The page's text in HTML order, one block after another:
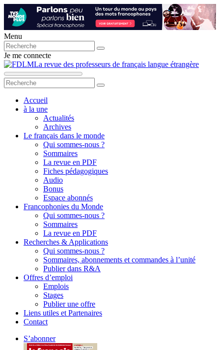
Menu
Je me connecte
La revue des professeurs de français langue étrangère
Accueil
à la une
Actualités
Archives
Le français dans le monde
Qui sommes-nous ?
Sommaires
La revue en PDF
Fiches pédagogiques
Audio
Bonus
Espace abonnés
Francophonies du Monde
Qui sommes-nous ?
Sommaires
La revue en PDF
Recherches & Applications
Qui sommes-nous ?
Sommaires, abonnements et commandes à l’unité
Publier dans R&A
Offres d’emploi
Emplois
Stages
Publier une offre
Liens utiles et Partenaires
Contact
S’abonner